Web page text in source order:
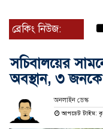
ব্রেকিং নিউজ:
সচিবালয়ের
অবস্থান, ৩
অনলাইন ডেস্ক
আপডেট টাইম: